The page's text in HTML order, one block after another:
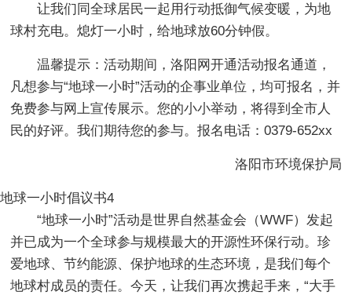
让我们同全球居民一起用行动抵御气候变暖，为地
球村充电。熄灯一小时，给地球放60分钟假。
温馨提示：活动期间，洛阳网开通活动报名通道，
凡想参与“地球一小时”活动的企事业单位，均可报名，并
免费参与网上宣传展示。您的小小举动，将得到全市人
民的好评。我们期待您的参与。报名电话：0379-652xx
洛阳市环境保护局
地球一小时倡议书4
“地球一小时”活动是世界自然基金会（WWF）发起
并已成为一个全球参与规模最大的开源性环保行动。珍
爱地球、节约能源、保护地球的生态环境，是我们每个
地球村成员的责任。今天，让我们再次携起手来，“大手